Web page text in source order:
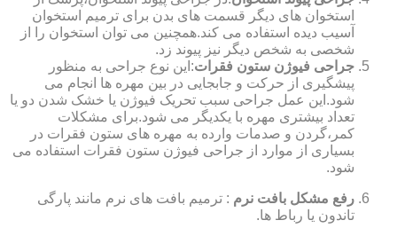
استخوان های دیگر قسمت های بدن برای ترمیم استخوان
آسیب دیده استفاده می کند.همچنین می توان استخوان را از
شخصی به شخص دیگر نیز پیوند زد.
جراحی فیوژن ستون فقرات:این نوع جراحی به منظور
پیشگیری از حرکت و جابجایی در بین مهره ها انجام می
شود.این عمل جراحی سبب تحریک فیوژن یا خشک شدن دو یا
تعداد بیشتری مهره با یکدیگر می شود.برای مشکلات
کمر،گردن و صدمات وارده به مهره های ستون فقرات در
بسیاری از موارد از جراحی فیوژن ستون فقرات استفاده می
شود.
رفع مشکل بافت نرم : ترمیم بافت های نرم مانند پارگی
تاندون یا رباط ها.